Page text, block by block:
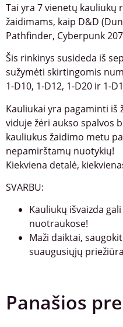
Tai yra 7 vienetų kauliukų
žaidimams, kaip D&D
Pathfinder, Cyberpunk
Šis rinkinys susideda iš
sužymėti skirtingomis
1-D10, 1-D12, 1-D20 ir 1-
Kauliukai yra pagaminti iš
viduje žėri aukso spalvos
kauliukus žaidimo metu
nepamirštamų nuotykių!
Kiekviena detalė,
SVARBU:
Kauliukų išvaizda
nuotraukose!
Maži daiktai,
suaugusiųjų
Panašios